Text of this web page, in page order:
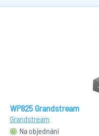
WP825 Grandstream
Grandstream
Na objednání